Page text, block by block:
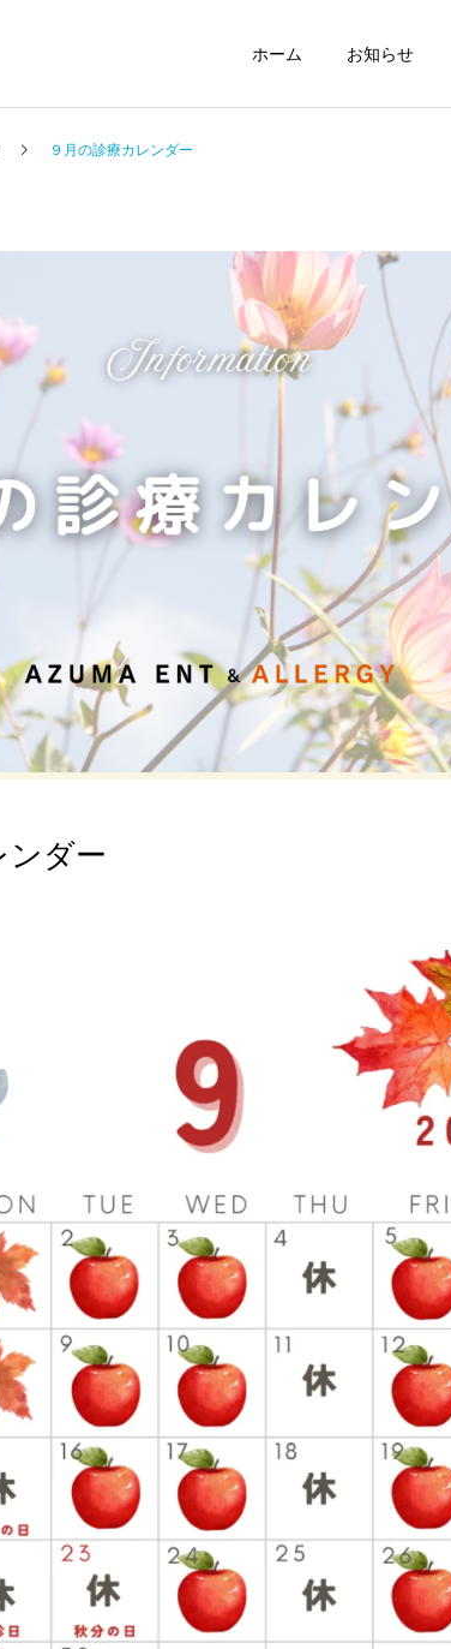
ホーム お知らせ
耳鼻咽喉科
かかりつけ医
抗薬
院長のコラム
院長の医学博士号取得につ
９月の診療カレンダー
ンダー